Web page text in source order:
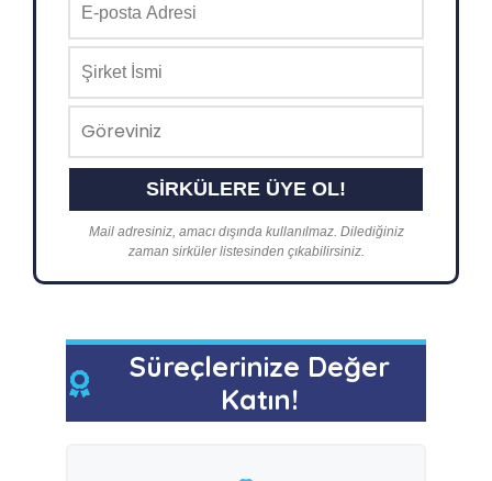
Mail adresiniz, amacı dışında kullanılmaz. Dilediğiniz
zaman sirküler listesinden çıkabilirsiniz.
Süreçlerinize Değer
Katın!